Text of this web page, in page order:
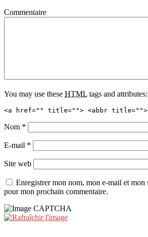
Commentaire
You may use these HTML tags and attributes:
<a href="" title=""> <abbr title="">
Nom *
E-mail *
Site web
Enregistrer mon nom, mon e-mail et mon
pour mon prochain commentaire.